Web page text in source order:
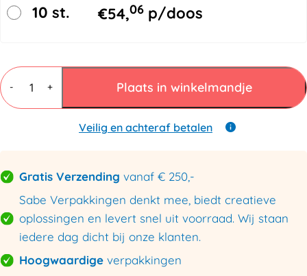
10 st. €54,06 p/doos
-
Luchtkussenfolie
zakken
250x400mm
aantal
+ Plaats in winkelmandje
Veilig en achteraf betalen
Gratis Verzending vanaf € 250,-
Sabe Verpakkingen denkt mee, biedt creatieve
oplossingen en levert snel uit voorraad. Wij staan
iedere dag dicht bij onze klanten.
Hoogwaardige verpakkingen